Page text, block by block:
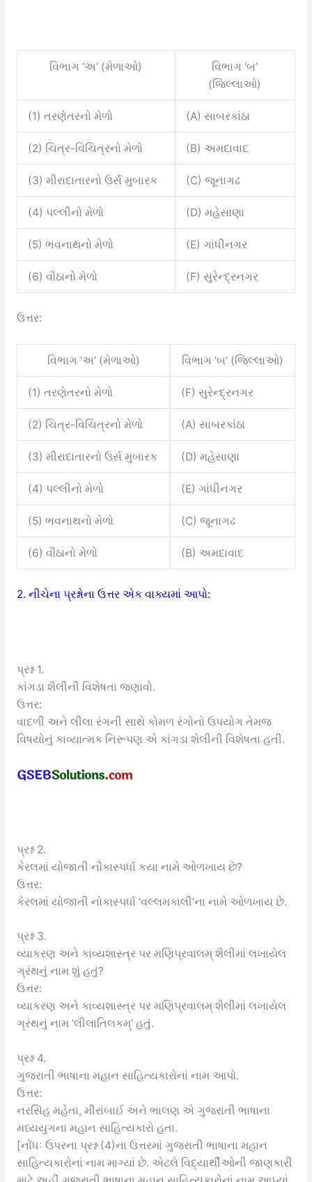
વિભાગ ‘અ’ (મેળાઓ)
વિભાગ ‘બ’
(જિલ્લાઓ)
(1) તરણેતરનો મેળો (A) સાબરકાંઠા
(2) ચિત્ર-વિચિત્રનો મેળો (B) અમદાવાદ
(3) મીરાદાતારનો ઉર્સ મુબારક (C) જૂનાગઢ
(4) પલ્લીનો મેળો (D) મહેસાણા
(5) ભવનાથનો મેળો (E) ગાંધીનગર
(6) વૌઠાનો મેળો (F) સુરેન્દ્રનગર
ઉત્તર:
વિભાગ ‘અ’ (મેળાઓ) વિભાગ ‘બ’ (જિલ્લાઓ)
(1) તરણેતરનો મેળો (F) સુરેન્દ્રનગર
(2) ચિત્ર-વિચિત્રનો મેળો (A) સાબરકાંઠા
(3) મીરાદાતારનો ઉર્સ મુબારક (D) મહેસાણા
(4) પલ્લીનો મેળો (E) ગાંધીનગર
(5) ભવનાથનો મેળો (C) જૂનાગઢ
(6) વૌઠાનો મેળો (B) અમદાવાદ
2. નીચેના પ્રશ્નોના ઉત્તર એક વાક્યમાં આપો:
પ્રશ્ન 1.
કાંગડા શૈલીની વિશેષતા જણાવો.
ઉત્તર:
વાદળી અને લીલા રંગની સાથે કોમળ રંગોનો ઉપયોગ તેમજ
વિષયોનું કાવ્યાત્મક નિરૂપણ એ કાંગડા શેલીની વિશેષતા હતી.
પ્રશ્ન 2.
કેરલમાં યોજાતી નૌકાસ્પર્ધા કયા નામે ઓળખાય છે?
ઉત્તર:
કેરલમાં યોજાતી નોકાસ્પર્ધા ‘વલ્લમકાલી’ના નામે ઓળખાય છે.
પ્રશ્ન 3.
વ્યાકરણ અને કાવ્યશાસ્ત્ર પર મણિપ્રવાલમ્ શૈલીમાં લખાયેલ
ગ્રંથનું નામ શું હતું?
ઉત્તર:
વ્યાકરણ અને કાવ્યશાસ્ત્ર પર મણિપ્રવાલમ્ શૈલીમાં લખાયેલ
ગ્રંથનું નામ ‘લીલાતિલકમ્’ હતું.
પ્રશ્ન 4.
ગુજરાતી ભાષાના મહાન સાહિત્યકારોનાં નામ આપો.
ઉત્તર:
નરસિંહ મહેતા, મીરાંબાઈ અને ભાલણ એ ગુજરાતી ભાષાના
મધ્યયુગના મહાન સાહિત્યકારો હતા.
[નોંધઃ ઉપરના પ્રશ્ન (4)ના ઉત્તરમાં ગુજરાતી ભાષાના મહાન
સાહિત્યકારોનાં નામ માગ્યાં છે. એટલે વિદ્યાર્થીઓની જાણકારી